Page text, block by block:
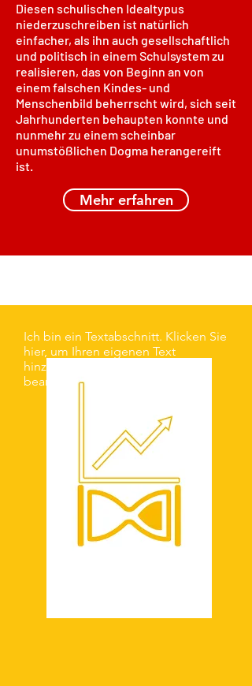
Diesen schulischen Idealtypus
niederzuschreiben ist natürlich
einfacher, als ihn auch gesellschaftlich
und politisch in einem Schulsystem zu
realisieren, das von Beginn an von
einem falschen Kindes- und
Menschenbild beherrscht wird, sich seit
Jahrhunderten behaupten konnte und
nunmehr zu einem scheinbar
unumstößlichen Dogma herangereift
ist.
Mehr erfahren
Ich bin ein Textabschnitt. Klicken Sie
hier, um Ihren eigenen Text
hinzuzufügen und mich zu
bearbeiten.